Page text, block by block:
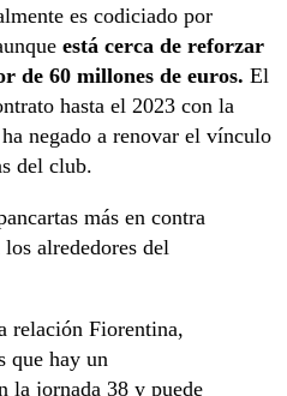
es codiciado por
está cerca de reforzar
de 60 millones de euros. El
hasta el 2023 con la
negado a renovar el vínculo
del club.
más en contra
alrededores del
relación Fiorentina,
que hay un
la jornada 38 y puede